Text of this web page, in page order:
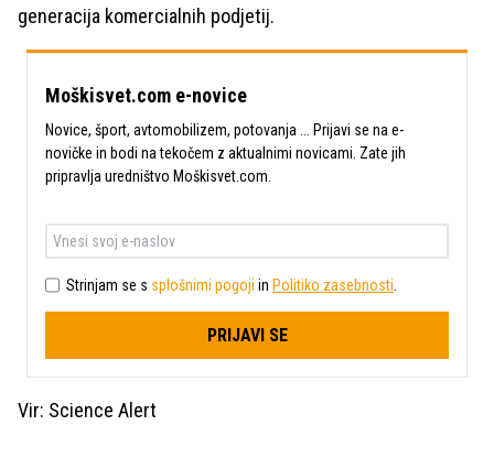
generacija komercialnih podjetij.
Moškisvet.com e-novice
Novice, šport, avtomobilizem, potovanja ... Prijavi se na e-
novičke in bodi na tekočem z aktualnimi novicami. Zate jih
pripravlja uredništvo Moškisvet.com.
Strinjam se s splošnimi pogoji in Politiko zasebnosti
PRIJAVI SE
Vir: Science Alert